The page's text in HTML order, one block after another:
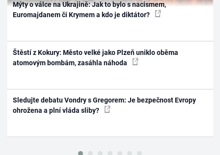
Mýty o válce na Ukrajině: Jak to bylo s nacismem,
Euromajdanem či Krymem a kdo je diktátor?
Štěstí z Kokury: Město velké jako Plzeň uniklo oběma
atomovým bombám, zasáhla náhoda
Sledujte debatu Vondry s Gregorem: Je bezpečnost Evropy
ohrožena a plní vláda sliby?